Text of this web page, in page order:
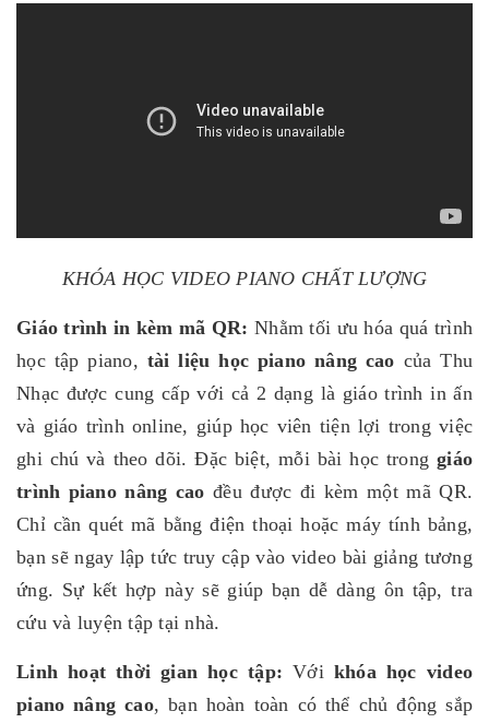
KHÓA HỌC VIDEO PIANO CHẤT LƯỢNG
Giáo trình in kèm mã QR: Nhằm tối ưu hóa quá trình
học tập piano, tài liệu học piano nâng cao của Thu
Nhạc được cung cấp với cả 2 dạng là giáo trình in ấn
và giáo trình online, giúp học viên tiện lợi trong việc
ghi chú và theo dõi. Đặc biệt, mỗi bài học trong giáo
trình piano nâng cao đều được đi kèm một mã QR.
Chỉ cần quét mã bằng điện thoại hoặc máy tính bảng,
bạn sẽ ngay lập tức truy cập vào video bài giảng tương
ứng. Sự kết hợp này sẽ giúp bạn dễ dàng ôn tập, tra
cứu và luyện tập tại nhà.
Linh hoạt thời gian học tập:Với khóa học video
piano nâng cao, bạn hoàn toàn có thể chủ động sắp